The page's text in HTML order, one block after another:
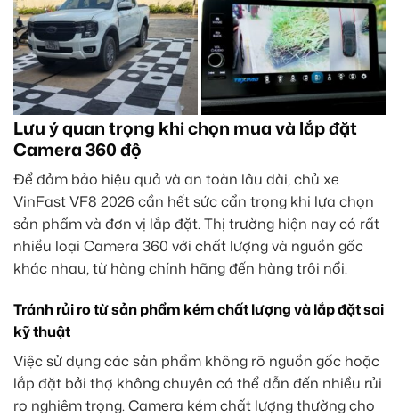
Lưu ý quan trọng khi chọn mua và lắp đặt
Camera 360 độ
Để đảm bảo hiệu quả và an toàn lâu dài, chủ xe
VinFast VF8 2026 cần hết sức cẩn trọng khi lựa chọn
sản phẩm và đơn vị lắp đặt. Thị trường hiện nay có rất
nhiều loại Camera 360 với chất lượng và nguồn gốc
khác nhau, từ hàng chính hãng đến hàng trôi nổi.
Tránh rủi ro từ sản phẩm kém chất lượng và lắp đặt sai
kỹ thuật
Việc sử dụng các sản phẩm không rõ nguồn gốc hoặc
lắp đặt bởi thợ không chuyên có thể dẫn đến nhiều rủi
ro nghiêm trọng. Camera kém chất lượng thường cho